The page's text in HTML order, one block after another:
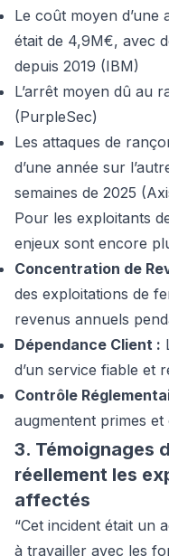
Le coût moyen d’une
était de 4,9M€, avec
depuis 2019 (IBM)
L’arrêt moyen dû au
(PurpleSec)
Les attaques de
d’une année sur
semaines de 2025
Pour les exploitants
enjeux sont encore
Concentration de
des exploitations de
revenus annuels
Dépendance Client :
d’un service fiable et
Contrôle
augmentent primes et
3. Témoignages
réellement les
affectés
“Cet incident était un
à travailler avec les